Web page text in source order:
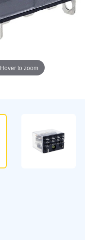
Hover to zoom